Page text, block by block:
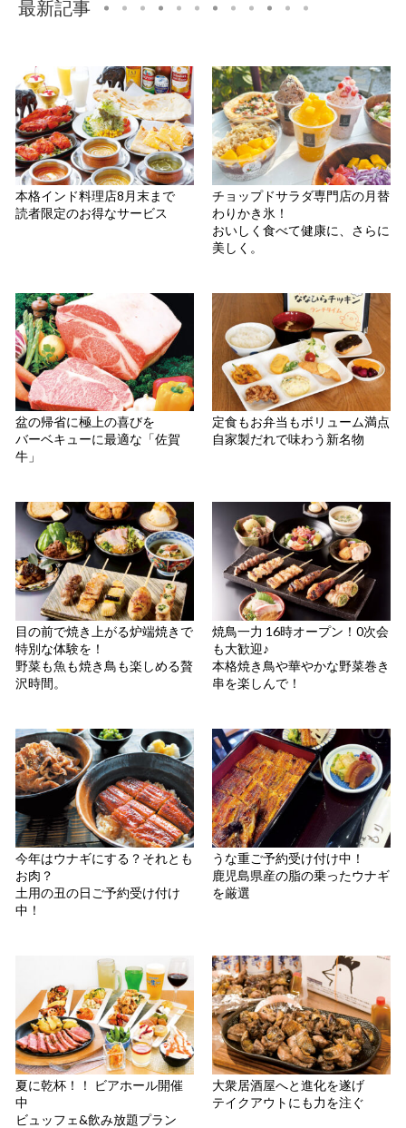
最新記事
本格インド料理店8月末まで
読者限定のお得なサービス
チョップドサラダ専門店の月替
わりかき氷！
おいしく食べて健康に、さらに
美しく。
盆の帰省に極上の喜びを
バーベキューに最適な「佐賀
牛」
定食もお弁当もボリューム満点
自家製だれで味わう新名物
目の前で焼き上がる炉端焼きで
特別な体験を！
野菜も魚も焼き鳥も楽しめる贅
沢時間。
焼鳥一力 16時オープン！0次会
も大歓迎♪
本格焼き鳥や華やかな野菜巻き
串を楽しんで！
今年はウナギにする？それとも
お肉？
土用の丑の日ご予約受け付け
中！
うな重ご予約受け付け中！
鹿児島県産の脂の乗ったウナギ
を厳選
夏に乾杯！！ ビアホール開催
中
ビュッフェ&飲み放題プラン
大衆居酒屋へと進化を遂げ
テイクアウトにも力を注ぐ